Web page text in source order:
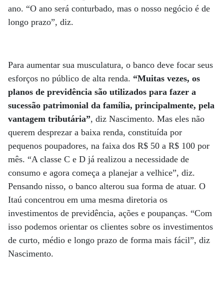
ano. “O ano será conturbado, mas o nosso negócio é de
longo prazo”, diz.
Para aumentar sua musculatura, o banco deve focar seus
esforços no público de alta renda. “Muitas vezes, os
planos de previdência são utilizados para fazer a
sucessão patrimonial da família, principalmente, pela
vantagem tributária”, diz Nascimento. Mas eles não
querem desprezar a baixa renda, constituída por
pequenos poupadores, na faixa dos R$ 50 a R$ 100 por
mês. “A classe C e D já realizou a necessidade de
consumo e agora começa a planejar a velhice”, diz.
Pensando nisso, o banco alterou sua forma de atuar. O
Itaú concentrou em uma mesma diretoria os
investimentos de previdência, ações e poupanças. “Com
isso podemos orientar os clientes sobre os investimentos
de curto, médio e longo prazo de forma mais fácil”, diz
Nascimento.